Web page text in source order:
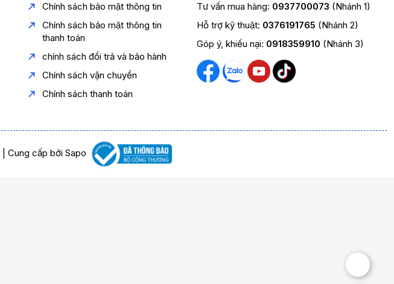
Chính sách bảo mật thông tin
Chính sách bảo mật thông tin
thanh toán
chính sách đổi trả và bảo hành
Chính sách vận chuyển
Chính sách thanh toán
Tư vấn mua hàng: 0937700073 (Nhánh 1)
Hỗ trợ kỹ thuật: 0376191765 (Nhánh 2)
Góp ý, khiếu nại: 0918359910 (Nhánh 3)
Cung cấp bởi Sapo